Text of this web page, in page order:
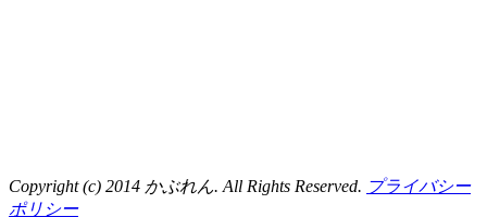
Copyright (c) 2014 かぶれん. All Rights Reserved. プライバシー
ポリシー